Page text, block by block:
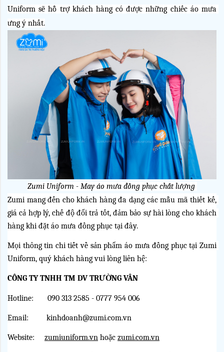
Uniform sẽ hỗ trợ khách hàng có được những chiếc áo mưa
ưng ý nhất.
Zumi Uniform - May áo mưa đồng phục chất lượng
Zumi mang đến cho khách hàng đa dạng các mẫu mã thiết kế,
giá cả hợp lý, chế độ đổi trả tốt, đảm bảo sự hài lòng cho khách
hàng khi đặt áo mưa đồng phục tại đây.
Mọi thông tin chi tiết về sản phẩm áo mưa đồng phục tại Zumi
Uniform, quý khách hàng vui lòng liên hệ:
CÔNG TY TNHH TM DV TRƯỜNG VÂN
Hotline:       090 313 2585 - 0777 954 006
Email:         kinhdoanh@zumi.com.vn
Website: zumiuniform.vn hoặc zumi.com.vn